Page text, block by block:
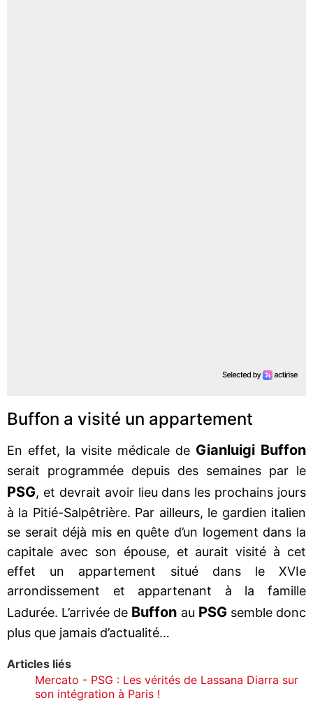
Buffon a visité un appartement
En effet, la visite médicale de Gianluigi Buffon
serait programmée depuis des semaines par le
PSG, et devrait avoir lieu dans les prochains jours
à la Pitié-Salpêtrière. Par ailleurs, le gardien italien
se serait déjà mis en quête d’un logement dans la
capitale avec son épouse, et aurait visité à cet
effet un appartement situé dans le XVIe
arrondissement et appartenant à la famille
Ladurée. L’arrivée de Buffon au PSGsemble donc
plus que jamais d’actualité…
Articles liés
Mercato - PSG : Les vérités de Lassana Diarra sur
son intégration à Paris !